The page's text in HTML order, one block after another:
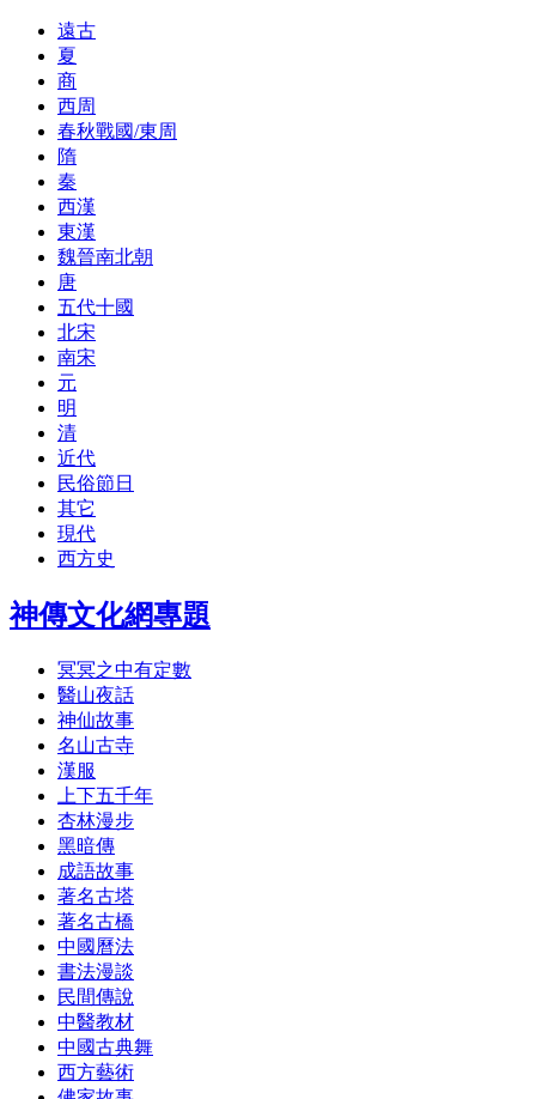
遠古
夏
商
西周
春秋戰國/東周
隋
秦
西漢
東漢
魏晉南北朝
唐
五代十國
北宋
南宋
元
明
清
近代
民俗節日
其它
現代
西方史
神傳文化網專題
冥冥之中有定數
醫山夜話
神仙故事
名山古寺
漢服
上下五千年
杏林漫步
黑暗傳
成語故事
著名古塔
著名古橋
中國曆法
書法漫談
民間傳說
中醫教材
中國古典舞
西方藝術